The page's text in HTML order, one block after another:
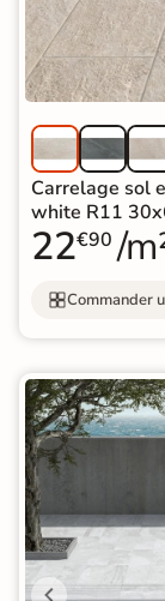
Carrelage sol
white R11
22€90 /
Commander